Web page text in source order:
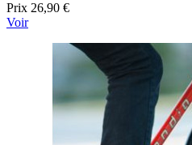
Prix 26,90 €
Voir